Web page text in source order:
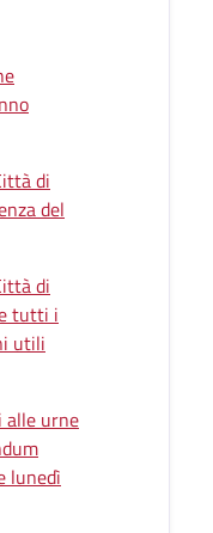
di
del
di
tutti i
utili
alle urne
lunedì